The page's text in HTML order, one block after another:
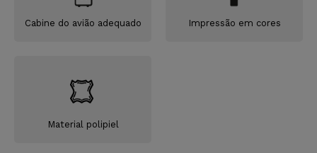
Cabine do avião adequado Impressão em cores
Material polipiel